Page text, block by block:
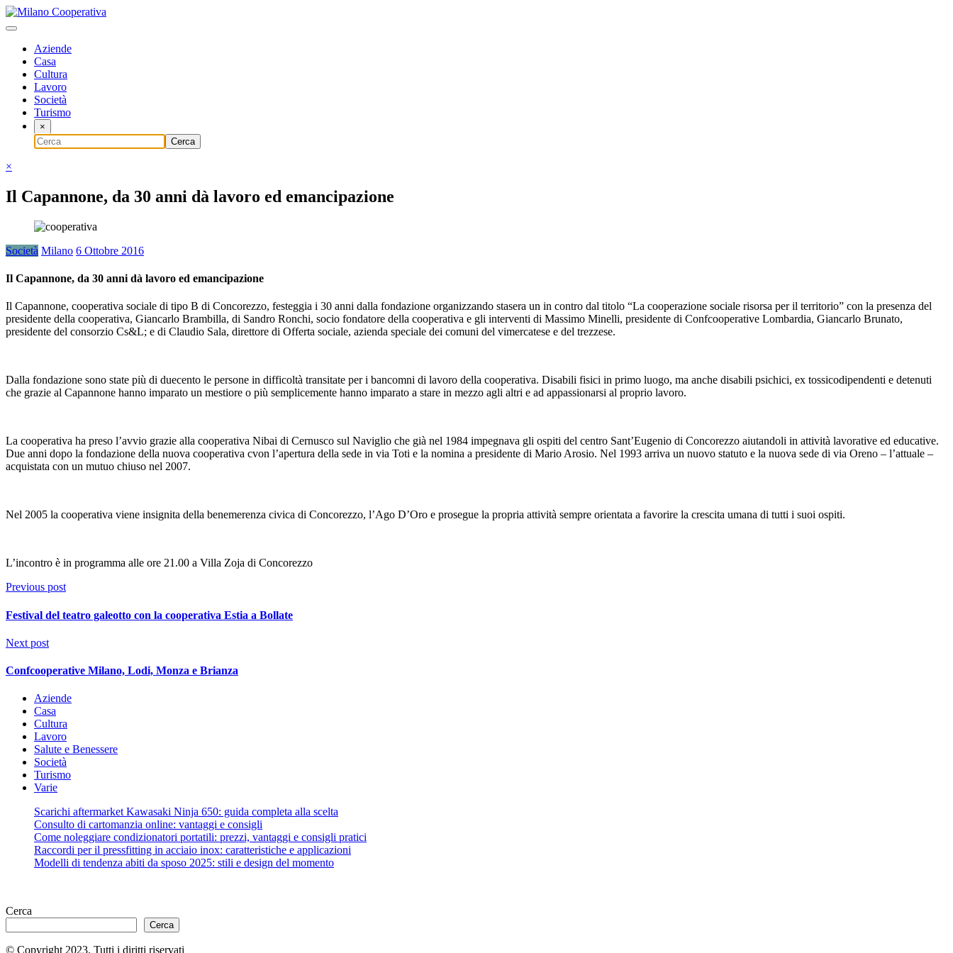
Vai
al
Milano Cooperativa
Aziende
Casa
Cultura
Lavoro
Società
Turismo
×
×
Il Capannone, da 30 anni dà lavoro ed emancipazione
Società Milano 6 Ottobre 2016
Il Capannone, da 30 anni dà lavoro ed emancipazione
Il Capannone, cooperativa sociale di tipo B di Concorezzo, festeggia i 30 anni dalla fondazione organizzando stasera un in contro dal titolo “La cooperazione sociale risorsa per il territorio” con la presenza del
presidente della cooperativa, Giancarlo Brambilla, di Sandro Ronchi, socio fondatore della cooperativa e gli interventi di Massimo Minelli, presidente di Confcooperative Lombardia, Giancarlo Brunato,
presidente del consorzio Cs&L; e di Claudio Sala, direttore di Offerta sociale, azienda speciale dei comuni del vimercatese e del trezzese.
Dalla fondazione sono state più di duecento le persone in difficoltà transitate per i bancomni di lavoro della cooperativa. Disabili fisici in primo luogo, ma anche disabili psichici, ex tossicodipendenti e detenuti
che grazie al Capannone hanno imparato un mestiore o più semplicemente hanno imparato a stare in mezzo agli altri e ad appassionarsi al proprio lavoro.
La cooperativa ha preso l’avvio grazie alla cooperativa Nibai di Cernusco sul Naviglio che già nel 1984 impegnava gli ospiti del centro Sant’Eugenio di Concorezzo aiutandoli in attività lavorative ed educative.
Due anni dopo la fondazione della nuova cooperativa cvon l’apertura della sede in via Toti e la nomina a presidente di Mario Arosio. Nel 1993 arriva un nuovo statuto e la nuova sede di via Oreno – l’attuale –
acquistata con un mutuo chiuso nel 2007.
Nel 2005 la cooperativa viene insignita della benemerenza civica di Concorezzo, l’Ago D’Oro e prosegue la propria attività sempre orientata a favorire la crescita umana di tutti i suoi ospiti.
L’incontro è in programma alle ore 21.00 a Villa Zoja di Concorezzo
Previous post
Festival del teatro galeotto con la cooperativa Estia a Bollate
Next post
Confcooperative Milano, Lodi, Monza e Brianza
Aziende
Casa
Cultura
Lavoro
Salute e Benessere
Società
Turismo
Varie
Scarichi aftermarket Kawasaki Ninja 650: guida completa alla scelta
Consulto di cartomanzia online: vantaggi e consigli
Come noleggiare condizionatori portatili: prezzi, vantaggi e consigli pratici
Raccordi per il pressfitting in acciaio inox: caratteristiche e applicazioni
Modelli di tendenza abiti da sposo 2025: stili e design del momento
Cerca
Cerca
© Copyright 2023. Tutti i diritti riservati